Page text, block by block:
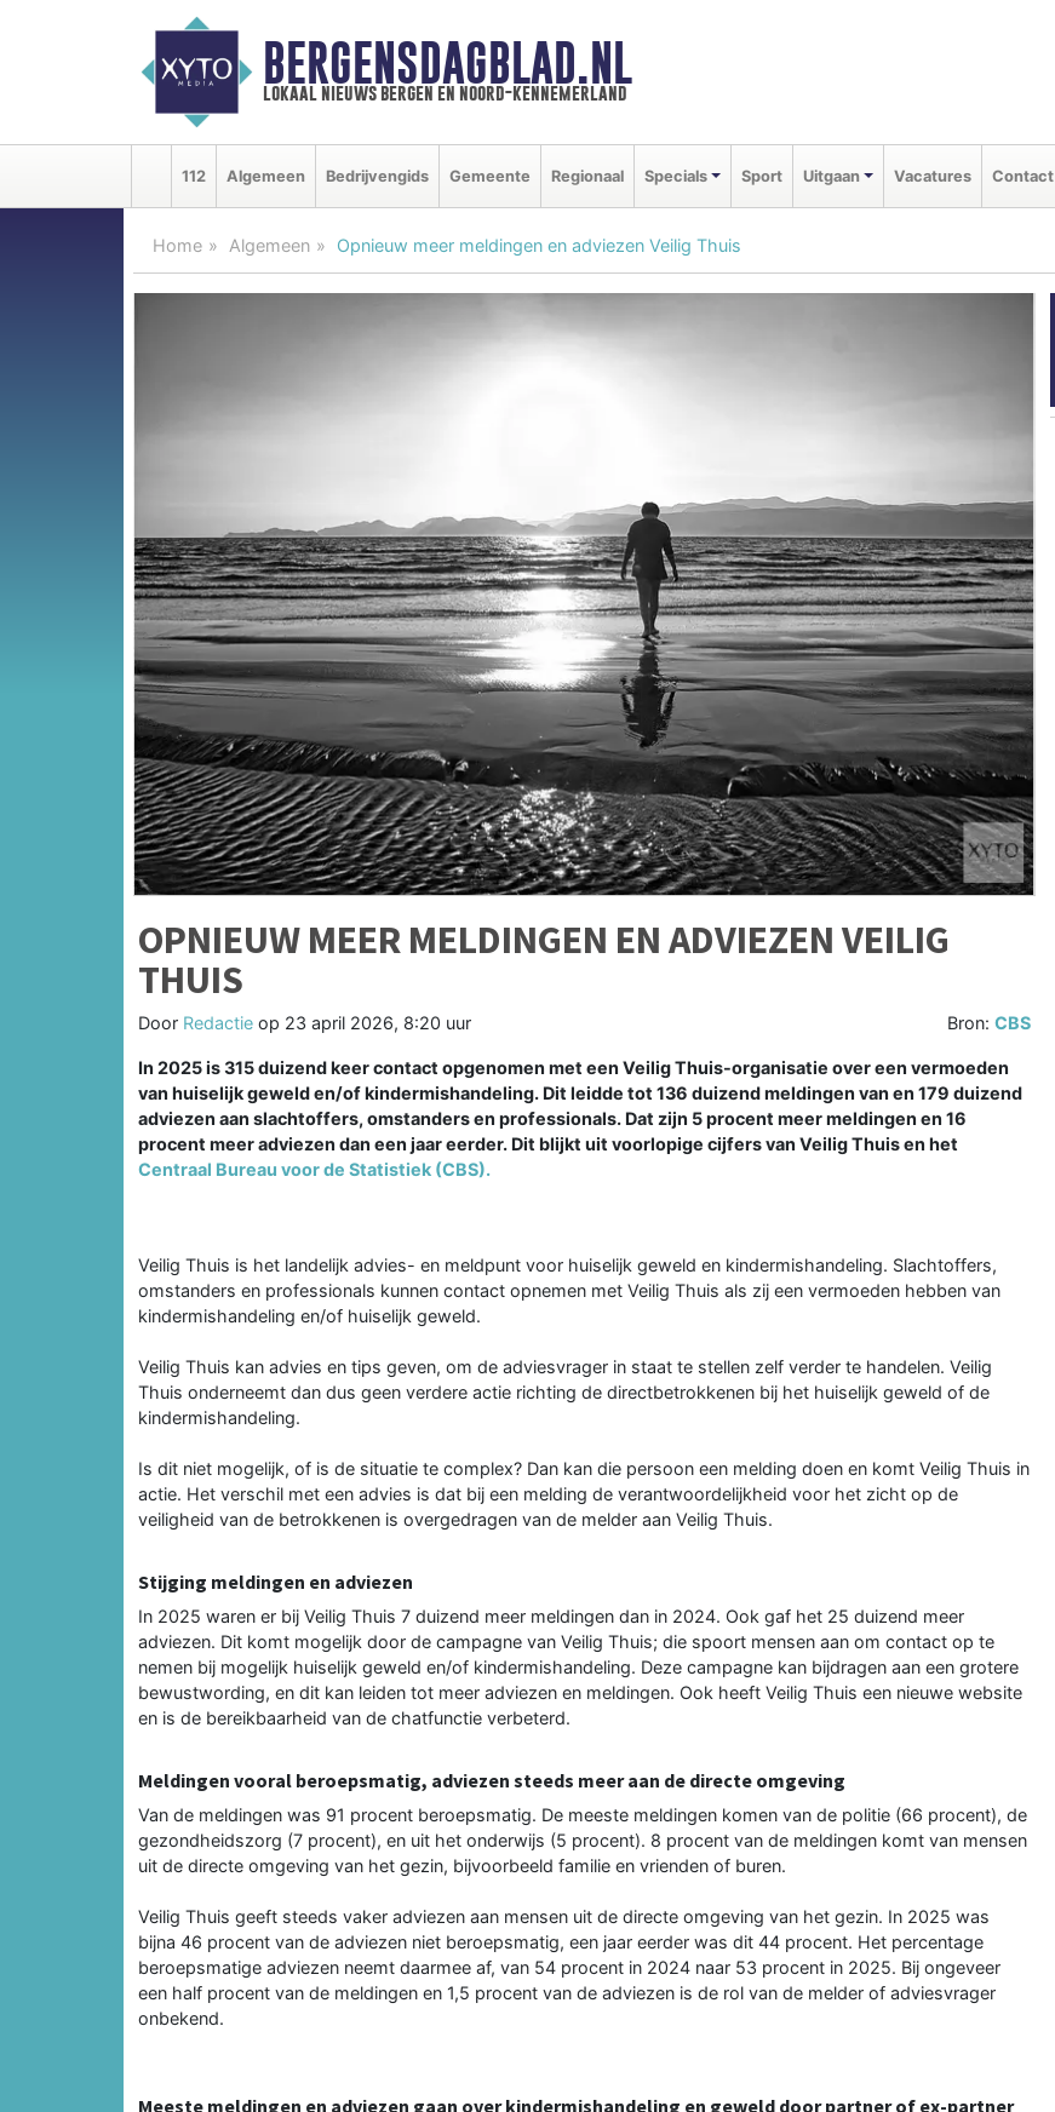
BERGENSDAGBLAD.NL
lokaal nieuws bergen en noord-kennemerland
112 Algemeen Bedrijvengids Gemeente Regionaal Specials Sport Uitgaan Vacatures Contact
Home Algemeen Opnieuw meer meldingen en adviezen Veilig Thuis
OPNIEUW MEER MELDINGEN EN ADVIEZEN VEILIG
THUIS
Door Redactie op 23 april 2026, 8:20 uur Bron:CBS
In 2025 is 315 duizend keer contact opgenomen met een Veilig Thuis-organisatie over een vermoeden
van huiselijk geweld en/of kindermishandeling. Dit leidde tot 136 duizend meldingen van en 179 duizend
adviezen aan slachtoffers, omstanders en professionals. Dat zijn 5 procent meer meldingen en 16
procent meer adviezen dan een jaar eerder. Dit blijkt uit voorlopige cijfers van Veilig Thuis en het
Centraal Bureau voor de Statistiek (CBS).
Veilig Thuis is het landelijk advies- en meldpunt voor huiselijk geweld en kindermishandeling. Slachtoffers,
omstanders en professionals kunnen contact opnemen met Veilig Thuis als zij een vermoeden hebben van
kindermishandeling en/of huiselijk geweld.
Veilig Thuis kan advies en tips geven, om de adviesvrager in staat te stellen zelf verder te handelen. Veilig
Thuis onderneemt dan dus geen verdere actie richting de directbetrokkenen bij het huiselijk geweld of de
kindermishandeling.
Is dit niet mogelijk, of is de situatie te complex? Dan kan die persoon een melding doen en komt Veilig Thuis in
actie. Het verschil met een advies is dat bij een melding de verantwoordelijkheid voor het zicht op de
veiligheid van de betrokkenen is overgedragen van de melder aan Veilig Thuis.
Stijging meldingen en adviezen
In 2025 waren er bij Veilig Thuis 7 duizend meer meldingen dan in 2024. Ook gaf het 25 duizend meer
adviezen. Dit komt mogelijk door de campagne van Veilig Thuis; die spoort mensen aan om contact op te
nemen bij mogelijk huiselijk geweld en/of kindermishandeling. Deze campagne kan bijdragen aan een grotere
bewustwording, en dit kan leiden tot meer adviezen en meldingen. Ook heeft Veilig Thuis een nieuwe website
en is de bereikbaarheid van de chatfunctie verbeterd.
Meldingen vooral beroepsmatig, adviezen steeds meer aan de directe omgeving
Van de meldingen was 91 procent beroepsmatig. De meeste meldingen komen van de politie (66 procent), de
gezondheidszorg (7 procent), en uit het onderwijs (5 procent). 8 procent van de meldingen komt van mensen
uit de directe omgeving van het gezin, bijvoorbeeld familie en vrienden of buren.
Veilig Thuis geeft steeds vaker adviezen aan mensen uit de directe omgeving van het gezin. In 2025 was
bijna 46 procent van de adviezen niet beroepsmatig, een jaar eerder was dit 44 procent. Het percentage
beroepsmatige adviezen neemt daarmee af, van 54 procent in 2024 naar 53 procent in 2025. Bij ongeveer
een half procent van de meldingen en 1,5 procent van de adviezen is de rol van de melder of adviesvrager
onbekend.
Meeste meldingen en adviezen gaan over kindermishandeling en geweld door partner of ex-partner